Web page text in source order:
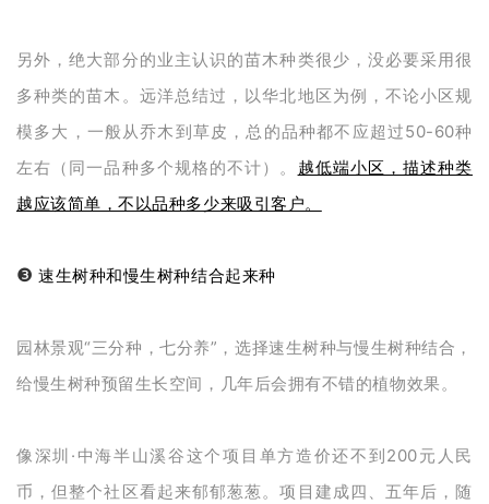
另外，绝大部分的业主认识的苗木种类很少，没必要采用很
多种类的苗木。远洋总结过，以华北地区为例，不论小区规
模多大，一般从乔木到草皮，总的品种都不应超过50-60种
左右（同一品种多个规格的不计）。 越低端小区，描述种类
越应该简单，不以品种多少来吸引客户。
❸ 速生树种和慢生树种结合起来种
园林景观“三分种，七分养”，选择速生树种与慢生树种结合，
给慢生树种预留生长空间，几年后会拥有不错的植物效果。
像深圳·中海半山溪谷这个项目单方造价还不到200元人民
币，但整个社区看起来郁郁葱葱。项目建成四、五年后， 随